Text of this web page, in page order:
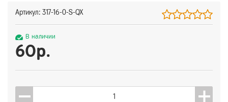
Артикул: 317-16-0-S-QX
В наличии
60р.